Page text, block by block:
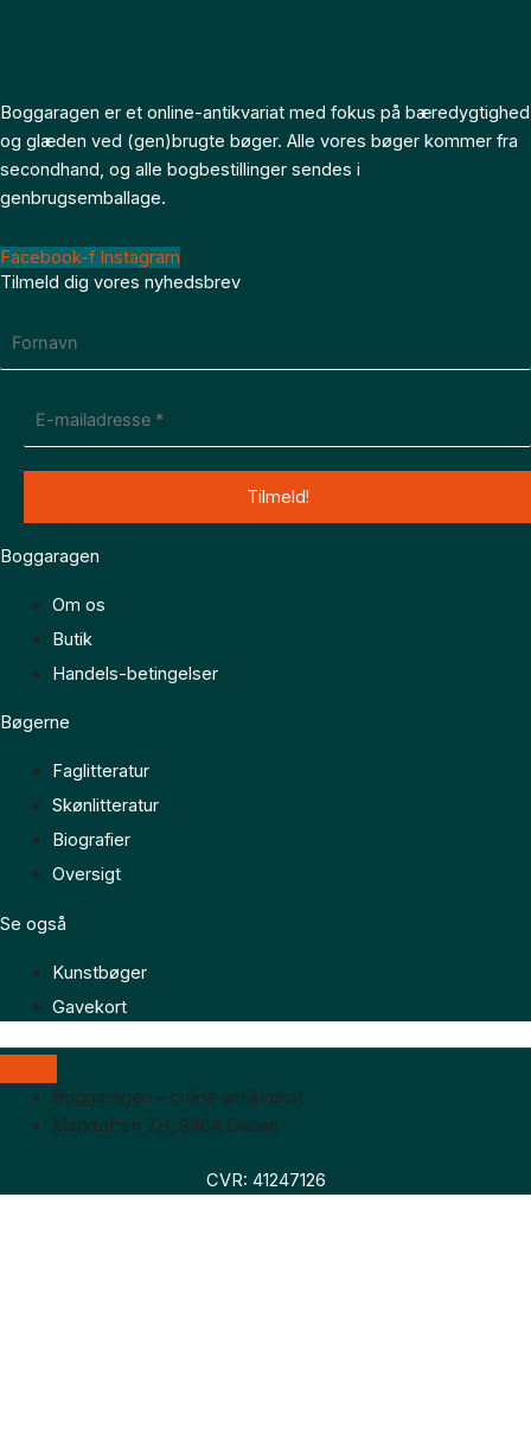
Boggaragen er et online-antikvariat med fokus på bæredygtighed
og glæden ved (gen)brugte bøger. Alle vores bøger kommer fra
secondhand, og alle bogbestillinger sendes i
genbrugsemballage.
Facebook-f Instagram
Tilmeld dig vores nyhedsbrev
Boggaragen
Om os
Butik
Handels-betingelser
Bøgerne
Faglitteratur
Skønlitteratur
Biografier
Oversigt
Se også
Kunstbøger
Gavekort
Boggaragen – online antikvariat
Marktoften 7H, 8464 Galten
CVR: 41247126